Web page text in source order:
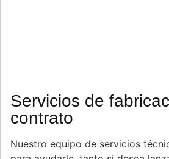
Servicios de
contrato
Nuestro equipo de servicios